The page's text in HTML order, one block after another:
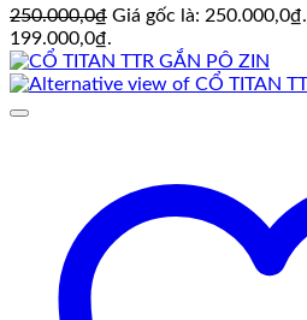
250.000,0₫ Giá gốc là: 250.000,0₫.
199.000,0₫.